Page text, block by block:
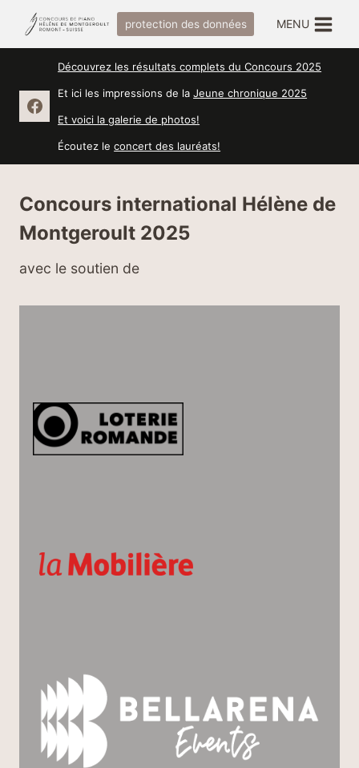
contenu
protection des données MENU
Découvrez les résultats complets du Concours 2025
Et ici les impressions de laJeune chronique 2025
Et voici la galerie de photos!
Écoutez leconcert des lauréats!
Concours international Hélène de
Montgeroult 2025
avec le soutien de